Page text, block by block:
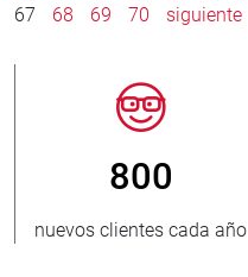
67
68 69 70 siguiente
800
nuevos clientes cada año